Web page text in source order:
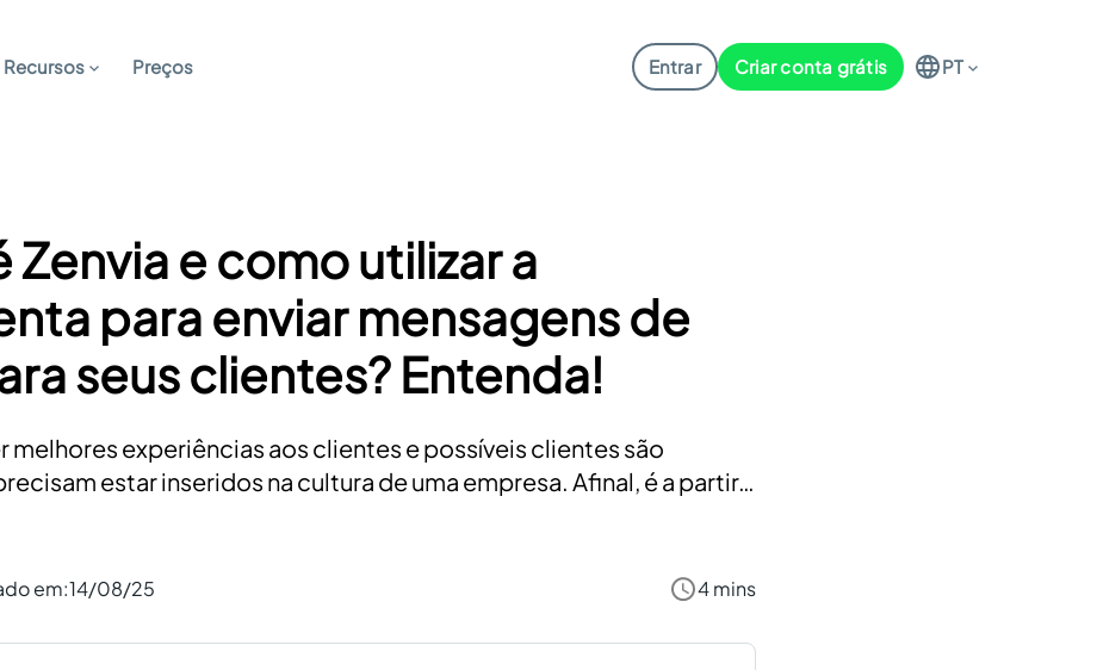
Recursos Preços Entrar Criar conta grátis PT
Zenvia e como utilizar a
para enviar mensagens de
seus clientes? Entenda!
melhores experiências aos clientes e possíveis clientes são
estar inseridos na cultura de uma empresa. Afinal, é a partir…
em:14/08/25 4 mins